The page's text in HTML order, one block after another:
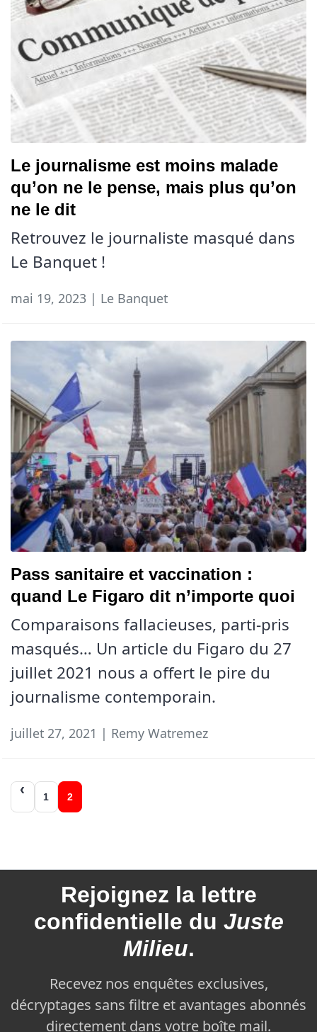
Le journalisme est moins malade
qu’on ne le pense, mais plus qu’on
ne le dit
Retrouvez le journaliste masqué dans
Le Banquet !
mai 19, 2023 | Le Banquet
Pass sanitaire et vaccination :
quand Le Figaro dit n’importe quoi
Comparaisons fallacieuses, parti-pris
masqués… Un article du Figaro du 27
juillet 2021 nous a offert le pire du
journalisme contemporain.
juillet 27, 2021 | Remy Watremez
Navigation
des
1 2
Rejoignez la lettre
confidentielle du Juste
Milieu.
Recevez nos enquêtes exclusives,
décryptages sans filtre et avantages abonnés
directement dans votre boîte mail.